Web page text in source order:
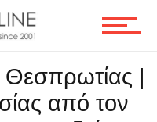
Θεσπρωτίας |
από τον